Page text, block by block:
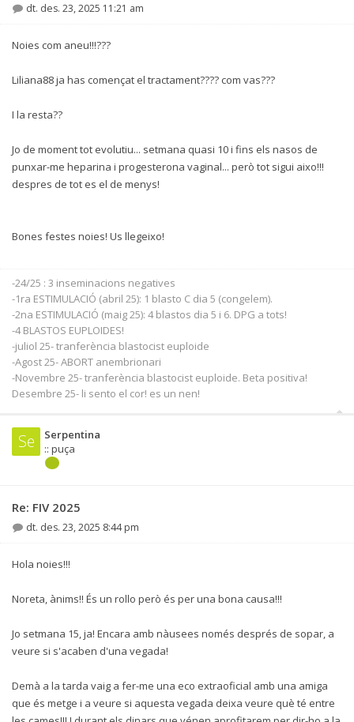
dt. des. 23, 2025 11:21 am
Noies com aneu!!!???
Liliana88 ja has començat el tractament???? com vas???
I la resta??
Jo de moment tot evolutiu... setmana quasi 10 i fins els nasos de
punxar-me heparina i progesterona vaginal... però tot sigui aixo!!!
despres de tot es el de menys!
Bones festes noies! Us llegeixo!
-24/25 : 3 inseminacions negatives
-1ra ESTIMULACIÓ (abril 25): 1 blasto C dia 5 (congelem).
-2na ESTIMULACIÓ (maig 25): 4 blastos dia 5 i 6. DPG a tots!
-4 BLASTOS EUPLOIDES!
-juliol 25- tranferència blastocist euploide
-Agost 25- ABORT anembrionari
-Novembre 25- tranferència blastocist euploide. Beta positiva!
Desembre 25- li sento el cor! es un nen!
Se
Serpentina
:: puça
Re: FIV 2025
dt. des. 23, 2025 8:44 pm
Hola noies!!!
Noreta, ànims!! És un rollo però és per una bona causa!!!
Jo setmana 15, ja! Encara amb nàusees només després de sopar, a
veure si s'acaben d'una vegada!
Demà a la tarda vaig a fer-me una eco extraoficial amb una amiga
que és metge i a veure si aquesta vegada deixa veure què té entre